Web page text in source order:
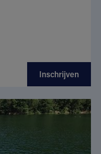
Inschrijven